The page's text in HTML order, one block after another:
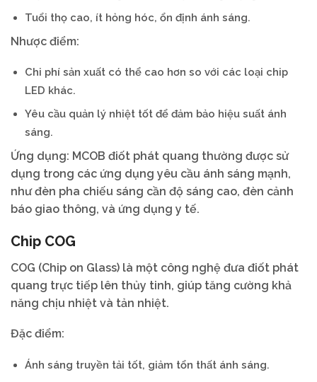
Tuổi thọ cao, ít hỏng hóc, ổn định ánh sáng.
Nhược điểm:
Chi phí sản xuất có thể cao hơn so với các loại chip
LED khác.
Yêu cầu quản lý nhiệt tốt để đảm bảo hiệu suất ánh
sáng.
Ứng dụng: MCOB điốt phát quang thường được sử
dụng trong các ứng dụng yêu cầu ánh sáng mạnh,
như đèn pha chiếu sáng cần độ sáng cao, đèn cảnh
báo giao thông, và ứng dụng y tế.
Chip COG
COG (Chip on Glass) là một công nghệ đưa điốt phát
quang trực tiếp lên thủy tinh, giúp tăng cường khả
năng chịu nhiệt và tản nhiệt.
Đặc điểm:
Ánh sáng truyền tải tốt, giảm tổn thất ánh sáng.